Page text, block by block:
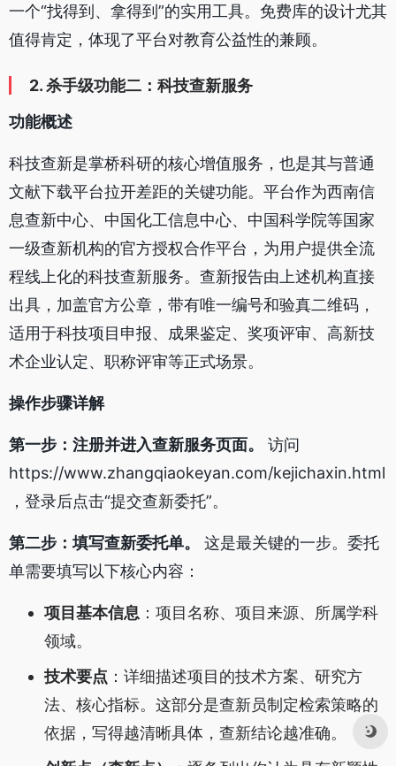
一个“找得到、拿得到”的实用工具。免费库的设计尤其
值得肯定，体现了平台对教育公益性的兼顾。
2. 杀手级功能二：科技查新服务
功能概述
科技查新是掌桥科研的核心增值服务，也是其与普通
文献下载平台拉开差距的关键功能。平台作为西南信
息查新中心、中国化工信息中心、中国科学院等国家
一级查新机构的官方授权合作平台，为用户提供全流
程线上化的科技查新服务。查新报告由上述机构直接
出具，加盖官方公章，带有唯一编号和验真二维码，
适用于科技项目申报、成果鉴定、奖项评审、高新技
术企业认定、职称评审等正式场景。
操作步骤详解
第一步：注册并进入查新服务页面。
访问
https://www.zhangqiaokeyan.com/kejichaxin.html
，登录后点击“提交查新委托”。
第二步：填写查新委托单。
这是最关键的一步。委托
单需要填写以下核心内容：
项目基本信息 ：项目名称、项目来源、所属学科
领域。
技术要点 ：详细描述项目的技术方案、研究方
法、核心指标。这部分是查新员制定检索策略的
依据，写得越清晰具体，查新结论越准确。